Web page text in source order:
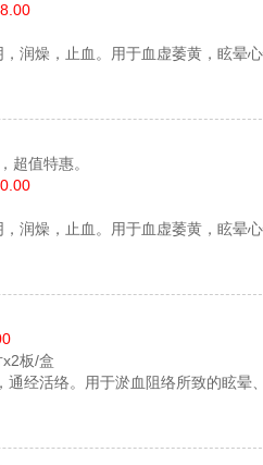
润燥，止血。用于血虚萎黄，眩晕
超值特惠。
润燥，止血。用于血虚萎黄，眩晕
板/盒
通经活络。用于淤血阻络所致的眩晕